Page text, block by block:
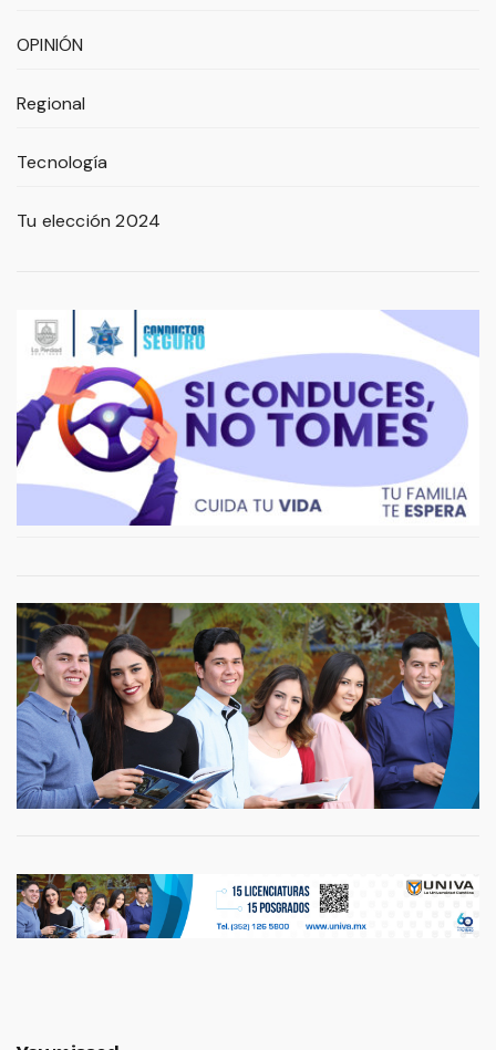
OPINIÓN
Regional
Tecnología
Tu elección 2024